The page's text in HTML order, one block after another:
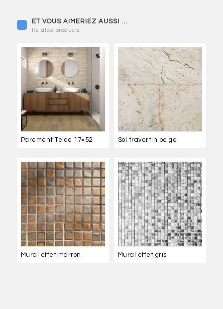
Related products
Parement Teide 17×52 Sol travertin beige
Mural effet marron Mural effet gris